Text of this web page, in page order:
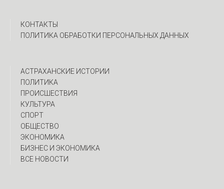
КОНТАКТЫ
ПОЛИТИКА ОБРАБОТКИ ПЕРСОНАЛЬНЫХ ДАННЫХ
АСТРАХАНСКИЕ ИСТОРИИ
ПОЛИТИКА
ПРОИСШЕСТВИЯ
КУЛЬТУРА
СПОРТ
ОБЩЕСТВО
ЭКОНОМИКА
БИЗНЕС И ЭКОНОМИКА
ВСЕ НОВОСТИ